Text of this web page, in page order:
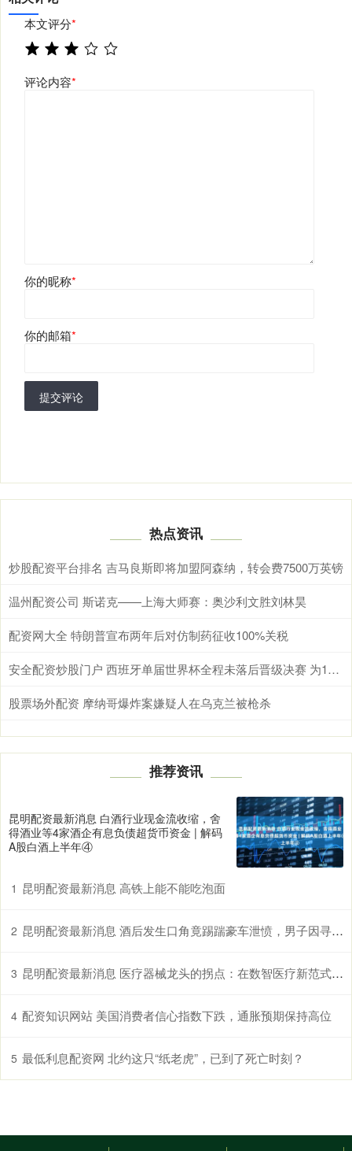
本文评分*
评论内容*
你的昵称*
你的邮箱*
提交评论
热点资讯
炒股配资平台排名 吉马良斯即将加盟阿森纳，转会费7500万英镑
温州配资公司 斯诺克——上海大师赛：奥沙利文胜刘林昊
配资网大全 特朗普宣布两年后对仿制药征收100%关税
安全配资炒股门户 西班牙单届世界杯全程未落后晋级决赛 为14年阿根廷后首队
股票场外配资 摩纳哥爆炸案嫌疑人在乌克兰被枪杀
推荐资讯
昆明配资最新消息 白酒行业现金流收缩，舍
得酒业等4家酒企有息负债超货币资金 | 解码
A股白酒上半年④
1 昆明配资最新消息 高铁上能不能吃泡面
2 昆明配资最新消息 酒后发生口角竟踢踹豪车泄愤，男子因寻衅滋事被上海警方刑拘
3 昆明配资最新消息 医疗器械龙头的拐点：在数智医疗新范式中突围
4 配资知识网站 美国消费者信心指数下跌，通胀预期保持高位
5 最低利息配资网 北约这只“纸老虎”，已到了死亡时刻？